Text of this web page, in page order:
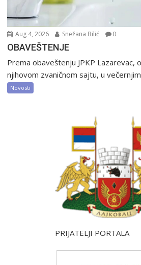
Aug 4, 2026 Snežana Bilić 0
OBAVEŠTENJE
Prema obaveštenju JPKP Lazarevac,
njihovom zvaničnom sajtu, u
Novosti
PRIJATELJI PORTALA